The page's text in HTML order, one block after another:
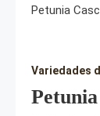
Petunia
Variedades